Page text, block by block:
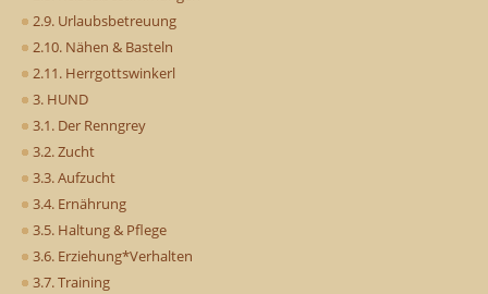
2.9. Urlaubsbetreuung
2.10. Nähen & Basteln
2.11. Herrgottswinkerl
3. HUND
3.1. Der Renngrey
3.2. Zucht
3.3. Aufzucht
3.4. Ernährung
3.5. Haltung & Pflege
3.6. Erziehung*Verhalten
3.7. Training